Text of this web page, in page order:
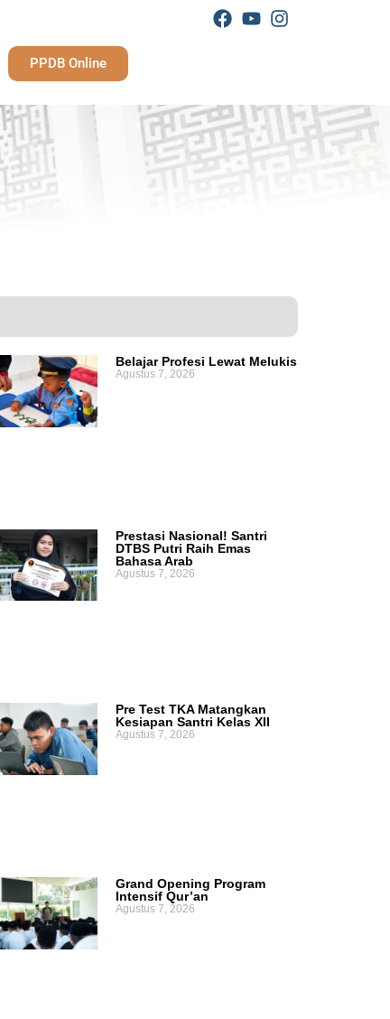
PPDB Online
Belajar Profesi Lewat Melukis
Agustus 7, 2026
Prestasi Nasional! Santri
DTBS Putri Raih Emas
Bahasa Arab
Agustus 7, 2026
Pre Test TKA Matangkan
Kesiapan Santri Kelas XII
Agustus 7, 2026
Grand Opening Program
Intensif Qur’an
Agustus 7, 2026